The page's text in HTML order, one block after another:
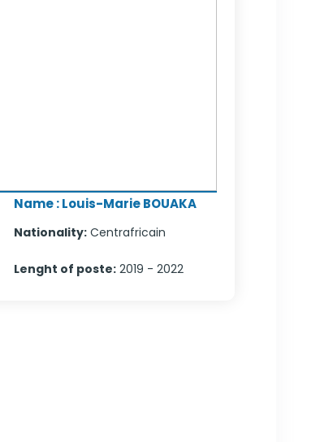
Name:Louis-Marie BOUAKA
Nationality: Centrafricain
Lenght of poste: 2019 - 2022